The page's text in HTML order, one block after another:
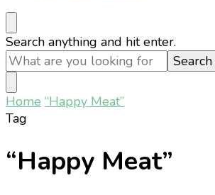
Looking
for
Something?
Search anything and hit enter.
Home “Happy Meat”
Tag
“Happy Meat”